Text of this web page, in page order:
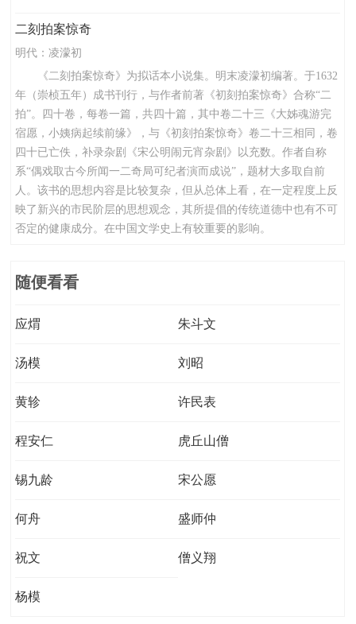
二刻拍案惊奇
明代：凌濛初
《二刻拍案惊奇》为拟话本小说集。明末凌濛初编著。于1632
年（崇桢五年）成书刊行，与作者前著《初刻拍案惊奇》合称“二
拍”。四十卷，每卷一篇，共四十篇，其中卷二十三《大姊魂游完
宿愿，小姨病起续前缘》，与《初刻拍案惊奇》卷二十三相同，卷
四十已亡佚，补录杂剧《宋公明闹元宵杂剧》以充数。作者自称
系“偶戏取古今所闻一二奇局可纪者演而成说”，题材大多取自前
人。该书的思想内容是比较复杂，但从总体上看，在一定程度上反
映了新兴的市民阶层的思想观念，其所提倡的传统道德中也有不可
否定的健康成分。在中国文学史上有较重要的影响。
随便看看
应煟 朱斗文
汤模 刘昭
黄轸 许民表
程安仁 虎丘山僧
锡九龄 宋公愿
何舟 盛师仲
祝文 僧义翔
杨模